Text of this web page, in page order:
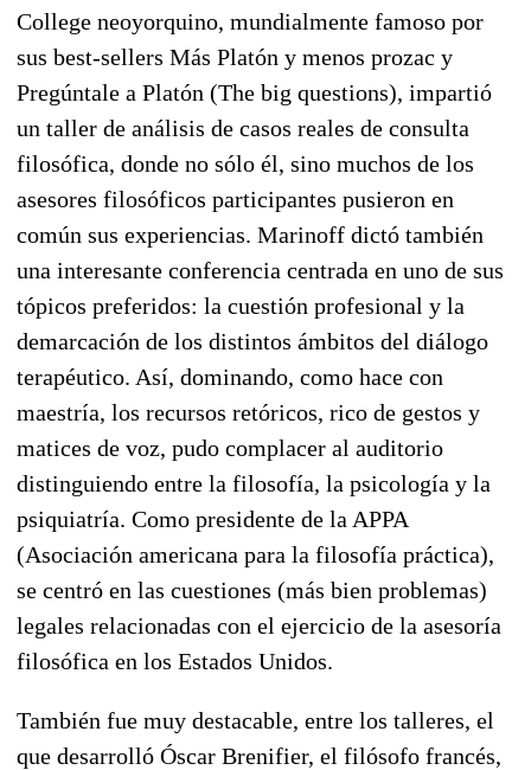
College neoyorquino, mundialmente famoso por
sus best-sellers Más Platón y menos prozac y
Pregúntale a Platón (The big questions), impartió
un taller de análisis de casos reales de consulta
filosófica, donde no sólo él, sino muchos de los
asesores filosóficos participantes pusieron en
común sus experiencias. Marinoff dictó también
una interesante conferencia centrada en uno de sus
tópicos preferidos: la cuestión profesional y la
demarcación de los distintos ámbitos del diálogo
terapéutico. Así, dominando, como hace con
maestría, los recursos retóricos, rico de gestos y
matices de voz, pudo complacer al auditorio
distinguiendo entre la filosofía, la psicología y la
psiquiatría. Como presidente de la APPA
(Asociación americana para la filosofía práctica),
se centró en las cuestiones (más bien problemas)
legales relacionadas con el ejercicio de la asesoría
filosófica en los Estados Unidos.
También fue muy destacable, entre los talleres, el
que desarrolló Óscar Brenifier, el filósofo francés,